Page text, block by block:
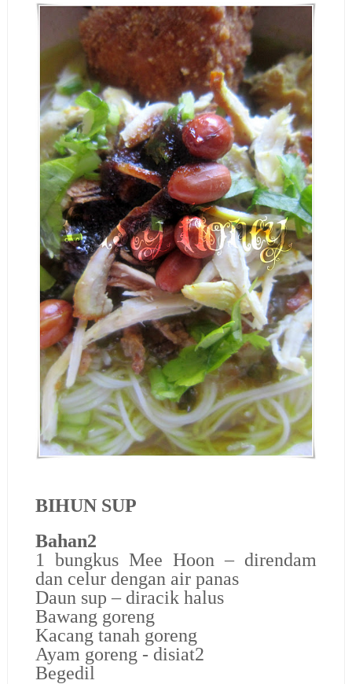
BIHUN SUP
Bahan2
1 bungkus Mee Hoon – direndam
dan celur dengan air panas
Daun sup – diracik halus
Bawang goreng
Kacang tanah goreng
Ayam goreng - disiat2
Begedil